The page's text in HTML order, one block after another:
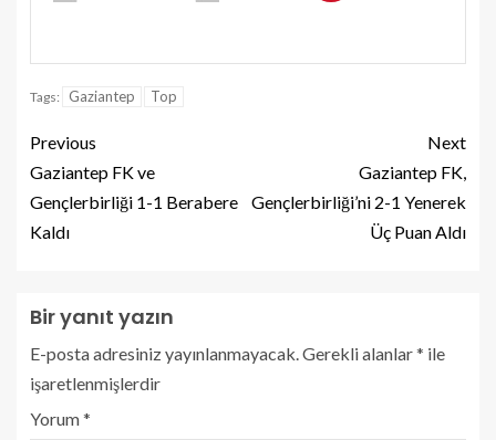
Tags: Gaziantep Top
Previous
Gaziantep FK ve
Gençlerbirliği 1-1 Berabere
Kaldı
Next
Gaziantep FK,
Gençlerbirliği’ni 2-1 Yenerek
Üç Puan Aldı
Bir yanıt yazın
E-posta adresiniz yayınlanmayacak.Gerekli alanlar* ile
işaretlenmişlerdir
Yorum*